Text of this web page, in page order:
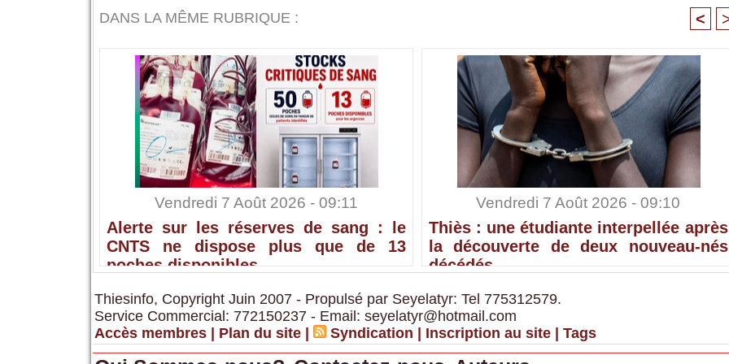
DANS LA MÊME RUBRIQUE : <
Vendredi 7 Août 2026 - 09:11
Alerte sur les réserves de sang : le
CNTS ne dispose plus que de 13
poches disponibles
Vendredi 7 Août 2026 - 09:10
Thiès : une étudiante interpellée après
la découverte de deux nouveau-nés
décédés
Thiesinfo, Copyright Juin 2007 - Propulsé par Seyelatyr: Tel 775312579.
Service Commercial: 772150237 - Email: seyelatyr@hotmail.com
Accès membres
Plan du site Syndication Inscription au site Tags